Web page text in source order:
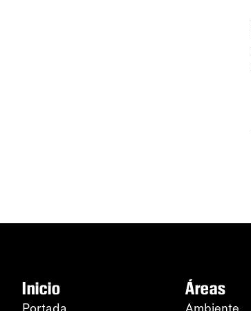
Inicio Áreas